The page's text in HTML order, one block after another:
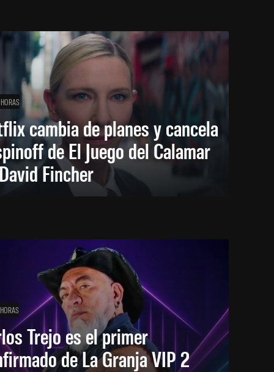
cambia de planes y cancela
de El Juego del Calamar
Fincher
Trejo es el primer
de La Granja VIP 2